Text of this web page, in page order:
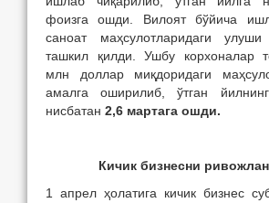
фоизга ошди. Вилоят бўйича
саноат маҳсулотларидаги улуши
ташкил қилди. Ушбу корхоналар
млн доллар миқдоридаги
амалга оширилиб, ўтган
нисбатан 2,6 мартага ошди.
Кичик бизнесни
1 апрел ҳолатига кичик бизнес